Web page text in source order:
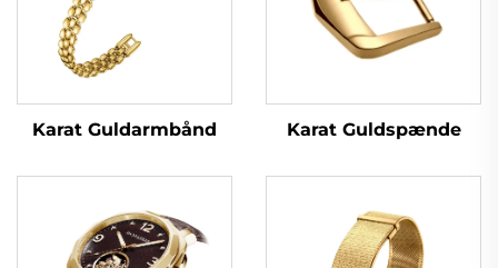
Karat Guldarmbånd Karat Guldspænde